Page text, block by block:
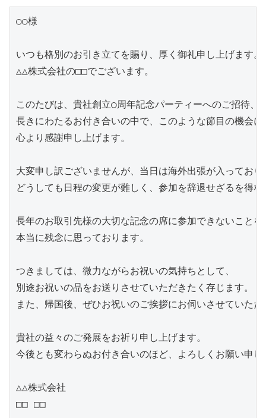
○○様
いつも格別のお引き立てを賜り、厚く御礼申し上げます。
△△株式会社の□□でございます。
このたびは、貴社創立○周年記念パーティーへのご招待、
長きにわたるお付き合いの中で、このような節目の機会
心より感謝申し上げます。
大変申し訳ございませんが、当日は海外出張が入っており
どうしても日程の変更が難しく、参加を辞退せざるを得
長年のお取引先様の大切な記念の席に参加できないことを
本当に残念に思っております。
つきましては、微力ながらお祝いの気持ちとして、
別途お祝いの品をお送りさせていただきたく存じます。
また、帰国後、ぜひお祝いのご挨拶にお伺いさせていた
貴社の益々のご発展をお祈り申し上げます。
今後とも変わらぬお付き合いのほど、よろしくお願い申し
△△株式会社
□□ □□